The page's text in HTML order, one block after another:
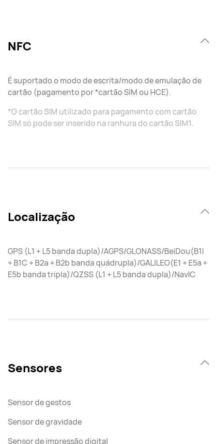
NFC
É suportado o modo de escrita/modo de emulação de
cartão (pagamento por *cartão SIM ou HCE).
*O cartão SIM utilizado para pagamento com cartão
SIM só pode ser inserido na ranhura do cartão SIM1.
Localização
GPS (L1 + L5 banda dupla)/AGPS/GLONASS/BeiDou(B1I
+ B1C + B2a + B2b banda quádrupla)/GALILEO(E1 + E5a +
E5b banda tripla)/QZSS (L1 + L5 banda dupla)/NavIC
Sensores
Sensor de gestos
Sensor de gravidade
Sensor de impressão digital